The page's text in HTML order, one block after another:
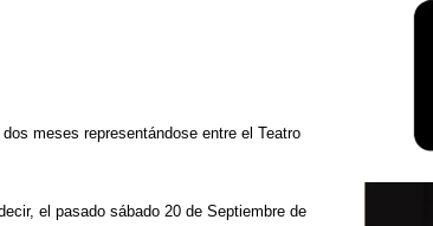
meses representándose entre el Teatro
el pasado sábado 20 de Septiembre de